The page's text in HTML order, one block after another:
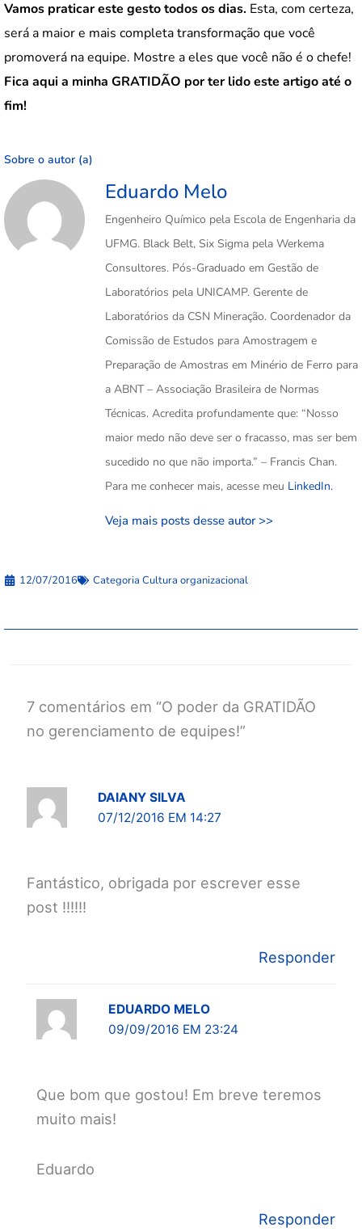
Vamos praticar este gesto todos os dias. Esta, com certeza,
será a maior e mais completa transformação que você
promoverá na equipe. Mostre a eles que você não é o chefe!
Fica aqui a minha GRATIDÃO por ter lido este artigo até o
fim!
Sobre o autor (a)
Eduardo Melo
Engenheiro Químico pela Escola de Engenharia da
UFMG. Black Belt, Six Sigma pela Werkema
Consultores. Pós-Graduado em Gestão de
Laboratórios pela UNICAMP. Gerente de
Laboratórios da CSN Mineração. Coordenador da
Comissão de Estudos para Amostragem e
Preparação de Amostras em Minério de Ferro para
a ABNT – Associação Brasileira de Normas
Técnicas. Acredita profundamente que: “Nosso
maior medo não deve ser o fracasso, mas ser bem
sucedido no que não importa.” – Francis Chan.
Para me conhecer mais, acesse meu LinkedIn.
Veja mais posts desse autor >>
12/07/2016 Categoria Cultura organizacional
7 comentários em “O poder da GRATIDÃO
no gerenciamento de equipes!”
DAIANY SILVA
07/12/2016 EM 14:27
Fantástico, obrigada por escrever esse
post !!!!!!
Responder
EDUARDO MELO
09/09/2016 EM 23:24
Que bom que gostou! Em breve teremos
muito mais!
Eduardo
Responder